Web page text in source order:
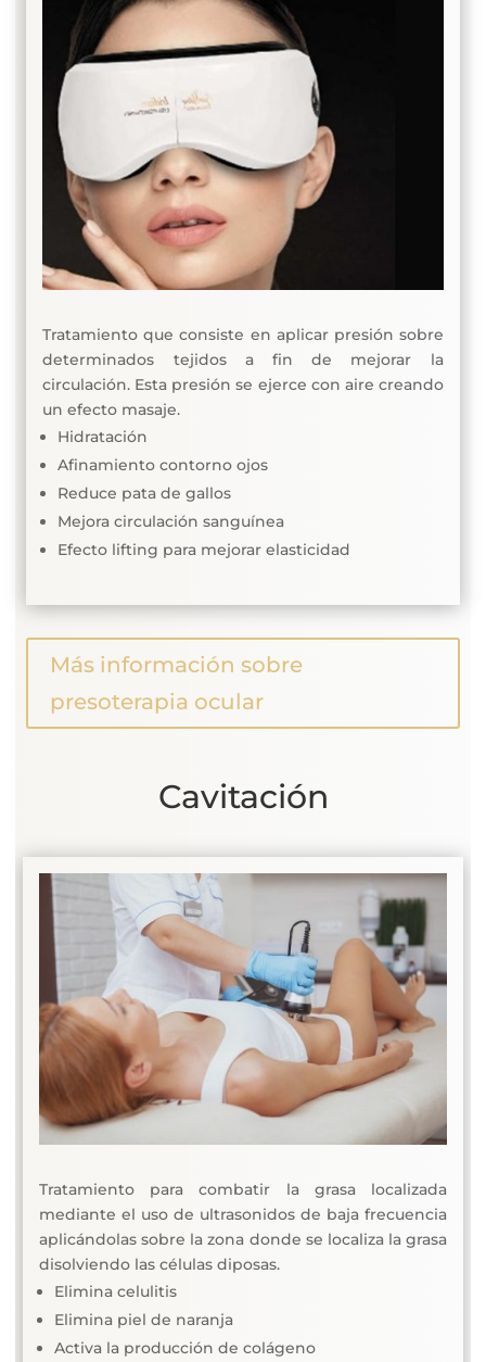
Tratamiento que consiste en aplicar presión sobre
determinados tejidos a fin de mejorar la
circulación. Esta presión se ejerce con aire creando
un efecto masaje.
Hidratación
Afinamiento contorno ojos
Reduce pata de gallos
Mejora circulación sanguínea
Efecto lifting para mejorar elasticidad
Más información sobre
presoterapia ocular
Cavitación
Tratamiento para combatir la grasa localizada
mediante el uso de ultrasonidos de baja frecuencia
aplicándolas sobre la zona donde se localiza la grasa
disolviendo las células diposas.
Elimina celulitis
Elimina piel de naranja
Activa la producción de colágeno